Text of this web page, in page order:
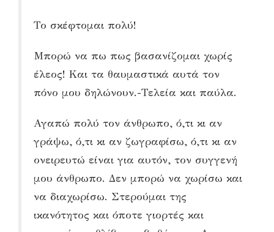
Το σκέφτομαι πολύ!
Μπορώ να πω πως βασανίζομαι χωρίς
έλεος! Και τα θαυμαστικά αυτά τον
πόνο μου δηλώνουν.-Τελεία και παύλα.
Αγαπώ πολύ τον άνθρωπο, ό,τι κι αν
γράψω, ό,τι κι αν ζωγραφίσω, ό,τι κι αν
ονειρευτώ είναι για αυτόν, τον συγγενή
μου άνθρωπο. Δεν μπορώ να χωρίσω και
να διαχωρίσω. Στερούμαι της
ικανότητος και όποτε γιορτές και